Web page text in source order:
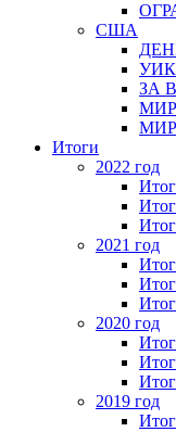
США
ЗА
Итоги
2022 год
2021 год
2020 год
2019 год